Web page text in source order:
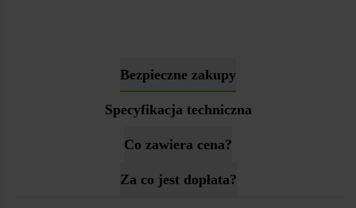
Bezpieczne zakupy
Specyfikacja techniczna
Co zawiera cena?
Za co jest dopłata?